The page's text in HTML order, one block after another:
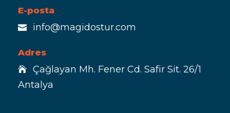
E-posta
info@magidostur.com
Adres
Çağlayan Mh. Fener Cd. Safir Sit. 26/1
Antalya